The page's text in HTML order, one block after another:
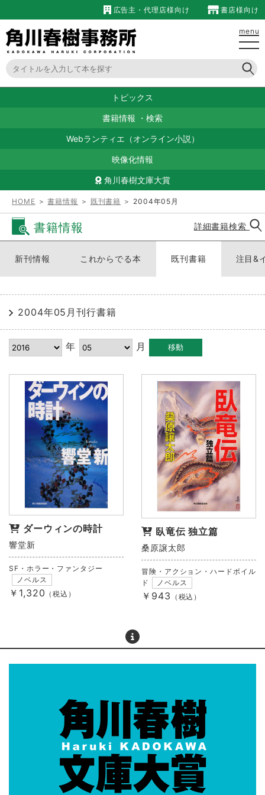
広告主・代理店様向け 書店様向け
menu
トピックス
書籍情報 ・ 検索
Webランティエ（オンライン小説）
映像化情報
角川春樹文庫大賞
HOME ＞書籍情報 ＞ 既刊書籍 ＞ 2004年05月
書籍情報 詳細書籍検索
新刊情報 これからでる本 既刊書籍 注目&
2004年05月刊行書籍
年 月
ダーウィンの時計
響堂新
SF・ホラー・ファンタジー
ノベルス
￥1,320 （税込）
臥竜伝 独立篇
桑原譲太郎
冒険・アクション・ハードボイル
ド
ノベルス
￥943 （税込）